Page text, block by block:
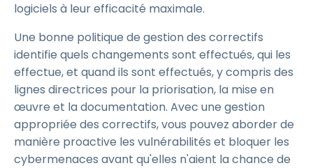
logiciels à leur efficacité maximale.
Une bonne politique de gestion des correctifs
identifie quels changements sont effectués, qui les
effectue, et quand ils sont effectués, y compris des
lignes directrices pour la priorisation, la mise en
œuvre et la documentation. Avec une gestion
appropriée des correctifs, vous pouvez aborder de
manière proactive les vulnérabilités et bloquer les
cybermenaces avant qu'elles n'aient la chance de